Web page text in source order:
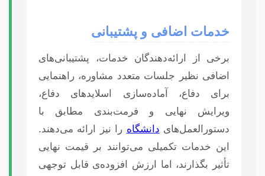
خدمات اضافی و پشتیبانی
برخی از ارائه‌دهندگان خدمات، پشتیبانی‌های
اضافی نظیر جلسات متعدد مشاوره، راهنمایی
برای دفاع، آماده‌سازی اسلایدهای دفاع،
ویرایش نهایی و فرمت‌بندی مطابق با
دستورالعمل‌های دانشگاه را نیز ارائه می‌دهند.
این خدمات تکمیلی می‌توانند بر قیمت نهایی
تأثیر بگذارند، اما ارزش افزوده‌ی قابل توجهی